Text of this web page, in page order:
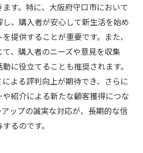
す。特に、大阪府守口市において
、購入者が安心して新生活を始め
提供することが重要です。また、
、購入者のニーズや意見を収集
に役立てることも推奨されます。
よる評判向上が期待でき、さらに
紹介による新たな顧客獲得につな
ップの誠実な対応が、長期的な信
るのです。